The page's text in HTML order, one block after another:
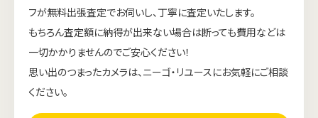
フが無料出張査定でお伺いし、丁寧に査定いたします。
もちろん査定額に納得が出来ない場合は断っても費用などは
一切かかりませんのでご安心ください！
思い出のつまったカメラは、ニーゴ・リユースにお気軽にご相談
ください。